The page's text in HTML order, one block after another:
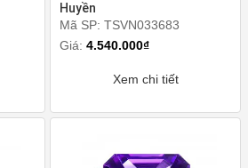
Huyền
Mã SP: TSVN033683
Giá:4.540.000₫
Xem chi tiết